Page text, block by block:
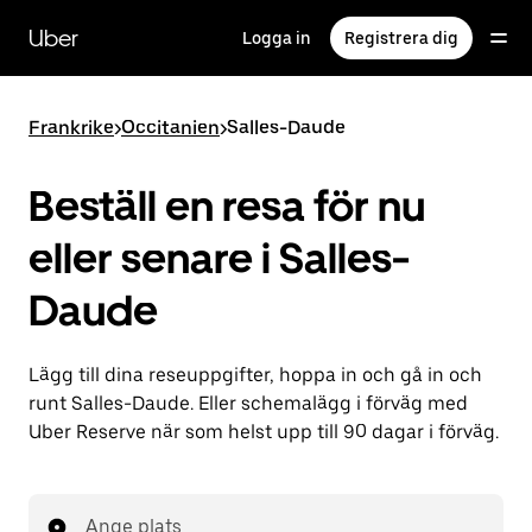
huvudinnehållet
Uber Logga in Registrera dig
Frankrike>Occitanien>Salles-Daude
Beställ en resa för nu
eller senare i Salles-
Daude
Lägg till dina reseuppgifter, hoppa in och gå in och
runt Salles-Daude. Eller schemalägg i förväg med
Uber Reserve när som helst upp till 90 dagar i förväg.
Ange plats